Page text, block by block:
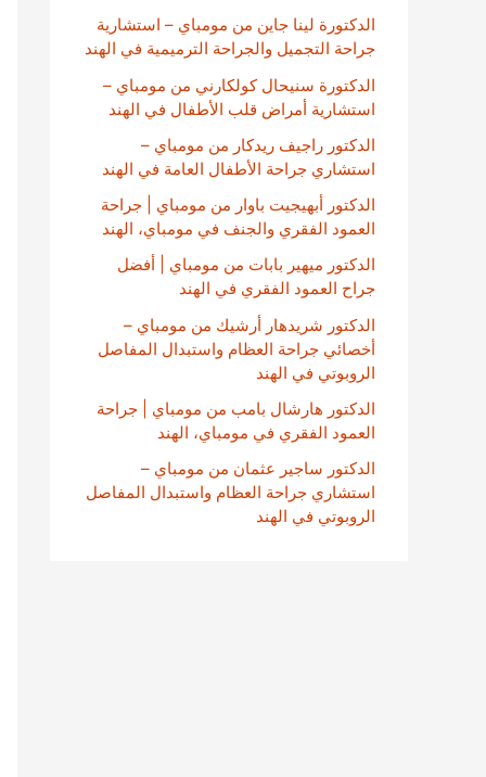
الدكتورة لينا جاين من مومباي – استشارية
جراحة التجميل والجراحة الترميمية في الهند
الدكتورة سنيحال كولكارني من مومباي –
استشارية أمراض قلب الأطفال في الهند
الدكتور راجيف ريدكار من مومباي –
استشاري جراحة الأطفال العامة في الهند
الدكتور أبهيجيت باوار من مومباي | جراحة
العمود الفقري والجنف في مومباي، الهند
الدكتور ميهير بابات من مومباي | أفضل
جراح العمود الفقري في الهند
الدكتور شريدهار أرشيك من مومباي –
أخصائي جراحة العظام واستبدال المفاصل
الروبوتي في الهند
الدكتور هارشال بامب من مومباي | جراحة
العمود الفقري في مومباي، الهند
الدكتور ساجير عثمان من مومباي –
استشاري جراحة العظام واستبدال المفاصل
الروبوتي في الهند